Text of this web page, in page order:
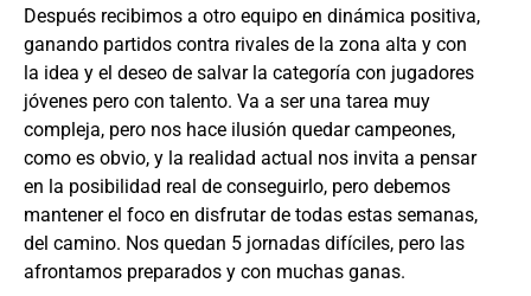
Después recibimos a otro equipo en dinámica positiva,
ganando partidos contra rivales de la zona alta y con
la idea y el deseo de salvar la categoría con jugadores
jóvenes pero con talento. Va a ser una tarea muy
compleja, pero nos hace ilusión quedar campeones,
como es obvio, y la realidad actual nos invita a pensar
en la posibilidad real de conseguirlo, pero debemos
mantener el foco en disfrutar de todas estas semanas,
del camino. Nos quedan 5 jornadas difíciles, pero las
afrontamos preparados y con muchas ganas.